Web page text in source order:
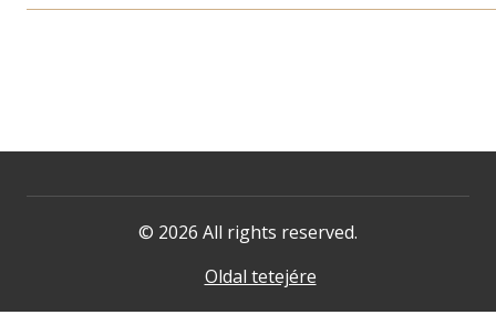
© 2026 All rights reserved.
Oldal tetejére